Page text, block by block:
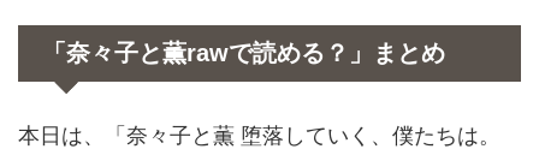
「奈々子と薫rawで読める？」まとめ
本日は、「奈々子と薫 堕落していく、僕たちは。